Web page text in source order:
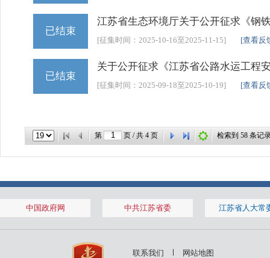
已结束
江苏省生态环境厅关于公开征求《钢
[征集时间：2025-10-16至2025-11-15] [查看反
已结束
关于公开征求《江苏省公路水运工程
[征集时间：2025-09-18至2025-10-19] [查看反
第 页 / 共 4 页 检索到 58 条记
中国政府网 中共江苏省委 江苏省人大常
联系我们
网站地图